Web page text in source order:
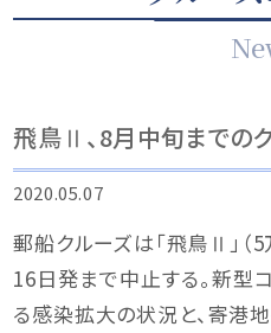
飛鳥Ⅱ、8月中旬までの
2020.05.07
郵船クルーズは「飛鳥Ⅱ」（
16日発まで中止する。新型
る感染拡大の状況と、寄港